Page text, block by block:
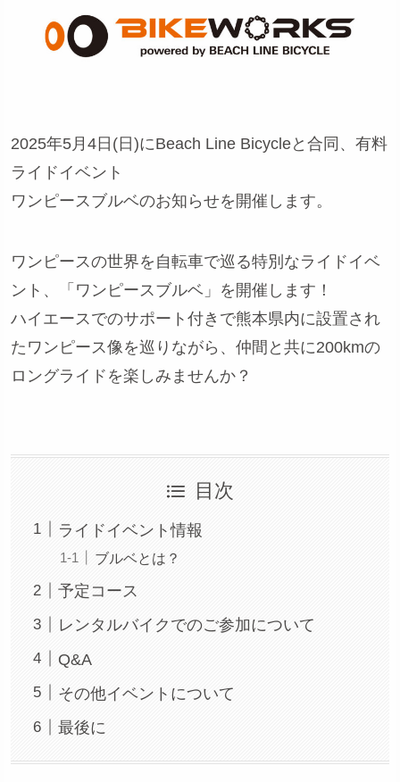
2025年5月4日(日)にBeach Line Bicycleと合同、有料
ライドイベント
ワンピースブルベのお知らせを開催します。
ワンピースの世界を自転車で巡る特別なライドイベ
ント、「ワンピースブルベ」を開催します！
ハイエースでのサポート付きで熊本県内に設置され
たワンピース像を巡りながら、仲間と共に200kmの
ロングライドを楽しみませんか？
目次
ライドイベント情報
ブルベとは？
予定コース
レンタルバイクでのご参加について
Q&A
その他イベントについて
最後に